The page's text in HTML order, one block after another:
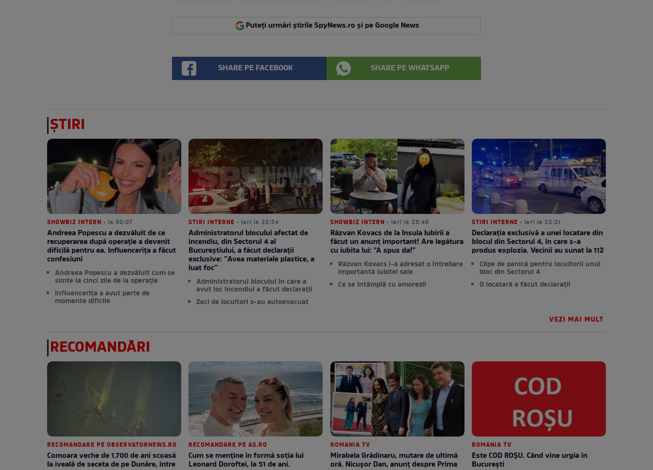
Puteți urmări știrile SpyNews.ro și pe Google News
SHARE PE FACEBOOK SHARE PE WHATSAPP
ȘTIRI
SHOWBIZ INTERN • la 00:07
Andreea Popescu a dezvăluit de ce
recuperarea după operație a devenit
dificilă pentru ea. Influencerița a făcut
confesiuni
Andreea Popescu a dezvăluit cum se
simte la cinci zile de la operație
Influencerița a avut parte de
momente dificile
STIRI INTERNE • ieri la 23:54
Administratorul blocului afectat de
incendiu, din Sectorul 4 al
Bucureștiului, a făcut declarații
exclusive: ”Avea materiale plastice, a
luat foc”
Administratorul blocului în care a
avut loc incendiul a făcut declarații
Zeci de locuitori s-au autoevacuat
SHOWBIZ INTERN • ieri la 23:46
Răzvan Kovacs de la Insula Iubirii a
făcut un anunț important! Are legătura
cu iubita lui: "A spus da!"
Răzvan Kovacs i-a adresat o întrebare
importantă iubitei sale
Ce se întâmplă cu amorezii
STIRI INTERNE • ieri la 22:51
Declarația exclusivă a unei locatare din
blocul din Sectorul 4, în care s-a
produs explozia. Vecinii au sunat la 112
Clipe de panică pentru locuitorii unui
bloc din Sectorul 4
O locatară a făcut declarații
VEZI MAI MULT
RECOMANDĂRI
RECOMANDARE PE OBSERVATORNEWS.RO
Comoara veche de 1.700 de ani scoasă
la iveală de seceta de pe Dunăre, între
RECOMANDARE PE AS.RO
Cum se menţine în formă soţia lui
Leonard Doroftei, la 51 de ani.
ROMANIA TV
Mirabela Grădinaru, mutare de ultimă
oră. Nicuşor Dan, anunţ despre Prima
ROMANIA TV
Este COD ROŞU. Când vine urgia în
Bucureşti